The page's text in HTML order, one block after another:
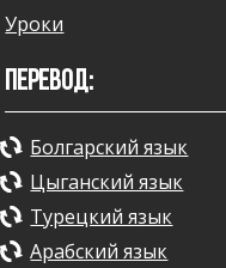
Уроки
ПЕРЕВОД:
Болгарский язык
Цыганский язык
Турецкий язык
Арабский язык